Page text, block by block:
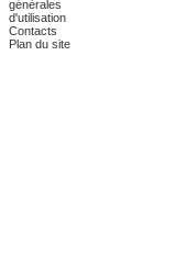
générales
d'utilisation
Contacts
Plan du site